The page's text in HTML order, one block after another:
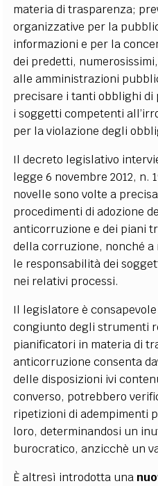
materia di trasparenza;
organizzative per la
informazioni e per la
dei predetti,
alle amministrazioni
precisare i tanti obblighi
i soggetti competenti
per la violazione degli
Il decreto legislativo
legge 6 novembre 2012, n.
novelle sono volte a
procedimenti di adozione
anticorruzione e dei piani
della corruzione, nonché
le responsabilità dei
nei relativi processi.
Il legislatore è
congiunto degli strumenti
pianificatori in materia di
anticorruzione consenta
delle disposizioni ivi
converso, potrebbero
ripetizioni di adempimenti
loro, determinandosi un
burocratico, anzicchè un
È altresì introdotta una